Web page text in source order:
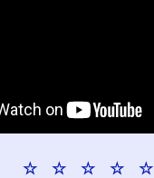
☆ ☆ ☆ ☆ ☆